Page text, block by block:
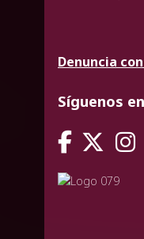
Denuncia
Síguenos en